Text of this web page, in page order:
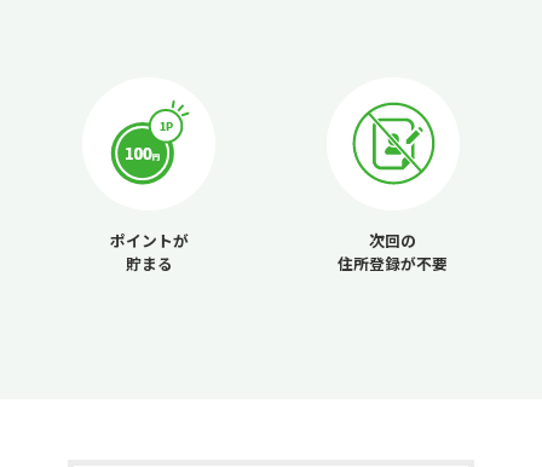
ポイントが
貯まる
次回の
住所登録が不要